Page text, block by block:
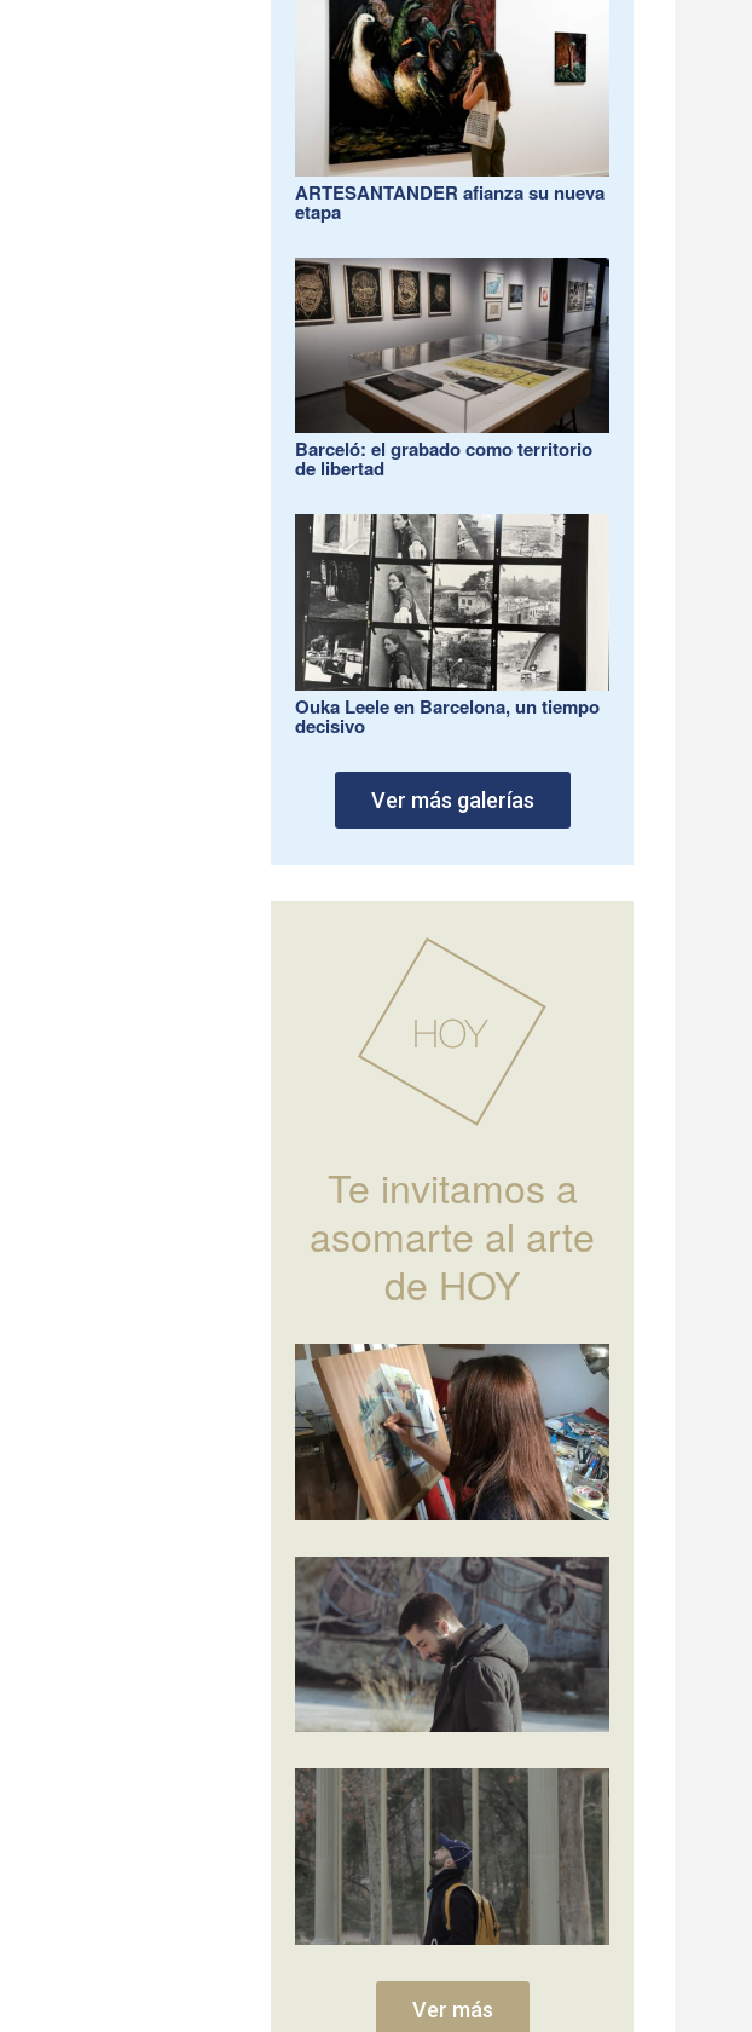
ARTESANTANDER afianza su nueva
etapa
Barceló: el grabado como territorio
de libertad
Ouka Leele en Barcelona, un tiempo
decisivo
Ver más galerías
Te invitamos a
asomarte al arte
de HOY
Ver más